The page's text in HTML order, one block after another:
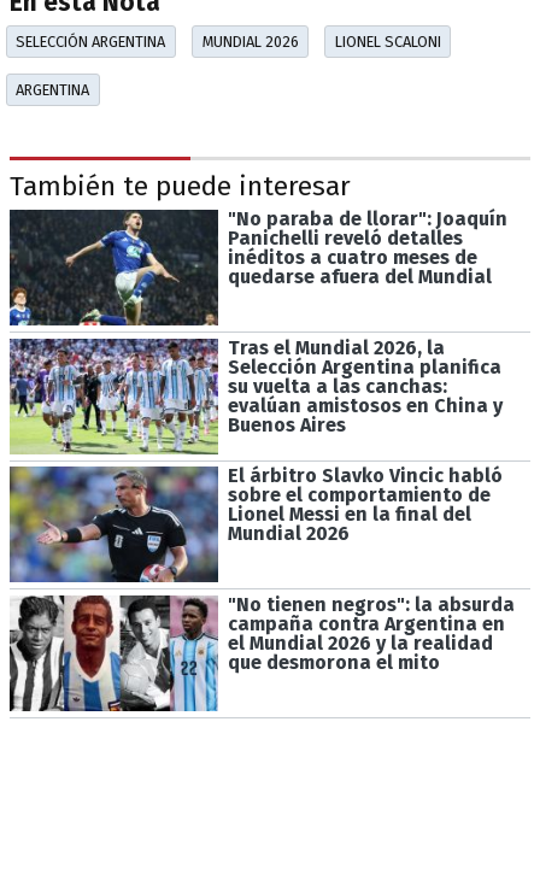
SELECCIÓN ARGENTINA MUNDIAL 2026 LIONEL SCALONI
ARGENTINA
También te puede interesar
"No paraba de llorar": Joaquín
Panichelli reveló detalles
inéditos a cuatro meses de
quedarse afuera del Mundial
Tras el Mundial 2026, la
Selección Argentina planifica
su vuelta a las canchas:
evalúan amistosos en China y
Buenos Aires
El árbitro Slavko Vincic habló
sobre el comportamiento de
Lionel Messi en la final del
Mundial 2026
"No tienen negros": la absurda
campaña contra Argentina en
el Mundial 2026 y la realidad
que desmorona el mito